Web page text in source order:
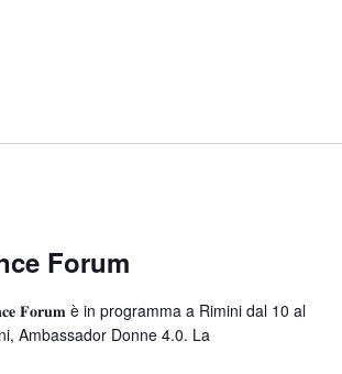
Forum
𝐅𝐨𝐫𝐮𝐦 è in programma a Rimini dal 10 al
Ambassador Donne 4.0. La